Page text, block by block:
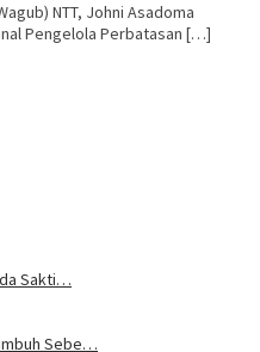
NTT, Johni Asadoma
Pengelola Perbatasan […]
Sakti…
Sebe…